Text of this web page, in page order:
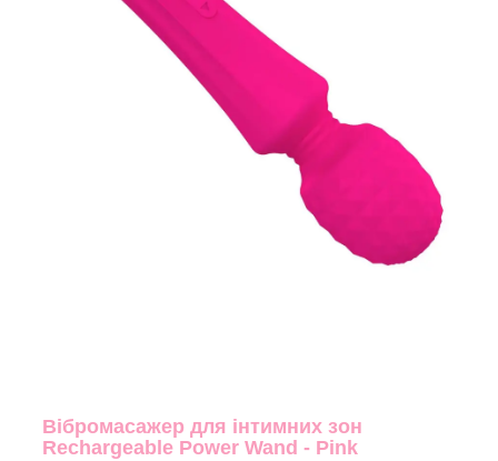
Вібромасажер для інтимних зон
Rechargeable Power Wand - Pink